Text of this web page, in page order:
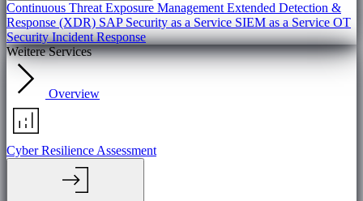
Continuous Threat Exposure Management Extended Detection &
Response (XDR) SAP Security as a Service SIEM as a Service OT
SecurityIncident Response
Weitere Services
Overview
Cyber Resilience Assessment